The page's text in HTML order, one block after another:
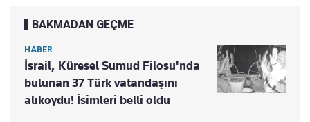
BAKMADAN GEÇME
HABER
İsrail, Küresel Sumud Filosu'nda
bulunan 37 Türk vatandaşını
alıkoydu! İsimleri belli oldu